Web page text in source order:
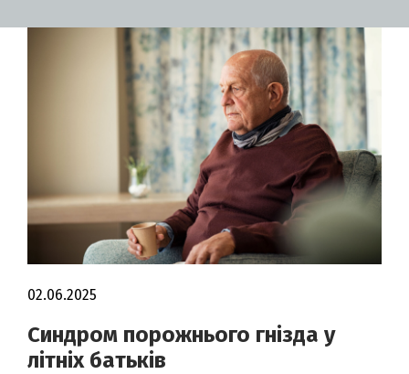
02.06.2025
Синдром порожнього гнізда у
літніх батьків